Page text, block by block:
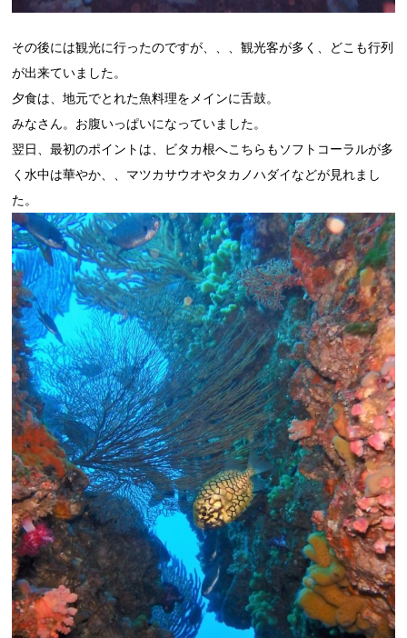
その後には観光に行ったのですが、、、観光客が多く、どこも行列
が出来ていました。
夕食は、地元でとれた魚料理をメインに舌鼓。
みなさん。お腹いっぱいになっていました。
翌日、最初のポイントは、ビタカ根へこちらもソフトコーラルが多
く水中は華やか、、マツカサウオやタカノハダイなどが見れまし
た。